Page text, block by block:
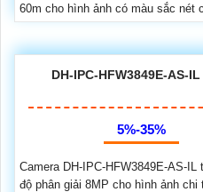
60m cho hình ảnh có màu sắc nét
DH-IPC-HFW3849E-AS-
5%-35%
Camera DH-IPC-HFW3849E-AS-
độ phân giải 8MP cho hình ảnh